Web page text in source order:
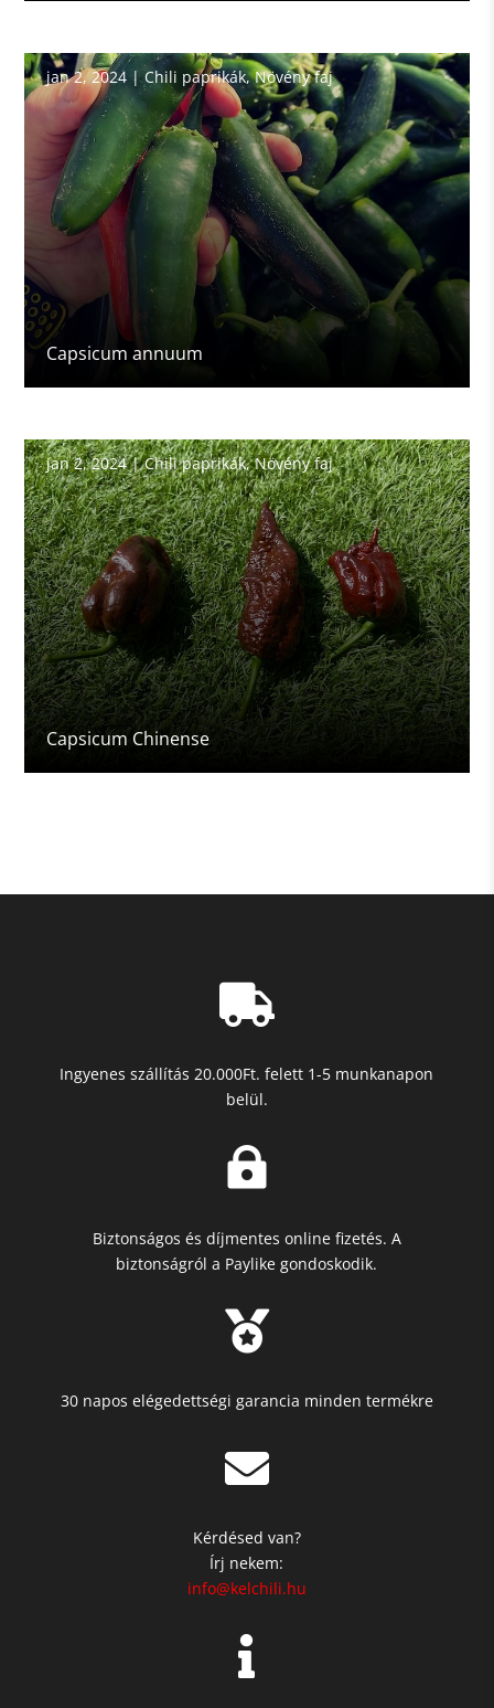
Capsicum annuum
jan 2, 2024 |Chili paprikák,Növény faj
Capsicum Chinense
jan 2, 2024|Chili paprikák,Növény faj

Ingyenes szállítás 20.000Ft. felett 1-5 munkanapon
belül.

Biztonságos és díjmentes online fizetés. A
biztonságról a Paylike gondoskodik.

30 napos elégedettségi garancia minden termékre

Kérdésed van?
Írj nekem:
info@kelchili.hu
